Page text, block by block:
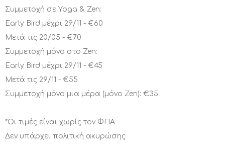
Συμμετοχή σε Yoga & Zen:
Early Bird μέχρι 29/11 - €60
Μετά τις 20/05 - €70
Συμμετοχή μόνο στο Zen:
Early Bird μέχρι 29/11 - €45
Μετά τις 29/11 - €55
Συμμετοχή μόνο μια μέρα (μόνο Zen): €35
*Οι τιμές είναι χωρίς τον ΦΠΑ
Δεν υπάρχει πολιτική ακυρώσης